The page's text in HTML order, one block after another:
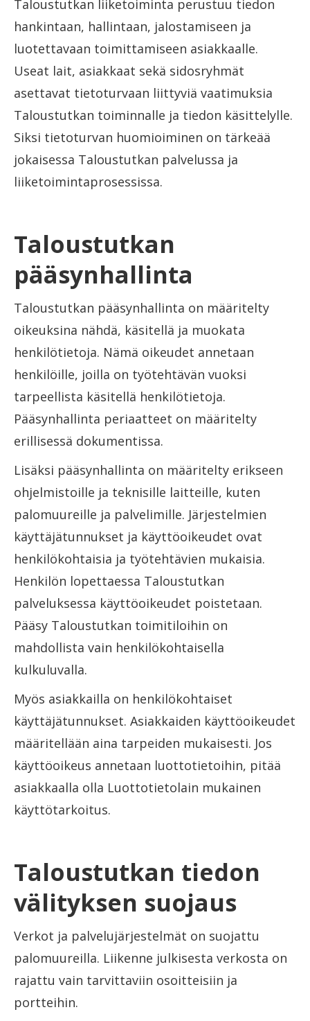
Taloustutkan liiketoiminta perustuu tiedon
hankintaan, hallintaan, jalostamiseen ja
luotettavaan toimittamiseen asiakkaalle.
Useat lait, asiakkaat sekä sidosryhmät
asettavat tietoturvaan liittyviä vaatimuksia
Taloustutkan toiminnalle ja tiedon käsittelylle.
Siksi tietoturvan huomioiminen on tärkeää
jokaisessa Taloustutkan palvelussa ja
liiketoimintaprosessissa.
Taloustutkan
pääsynhallinta
Taloustutkan pääsynhallinta on määritelty
oikeuksina nähdä, käsitellä ja muokata
henkilötietoja. Nämä oikeudet annetaan
henkilöille, joilla on työtehtävän vuoksi
tarpeellista käsitellä henkilötietoja.
Pääsynhallinta periaatteet on määritelty
erillisessä dokumentissa.
Lisäksi pääsynhallinta on määritelty erikseen
ohjelmistoille ja teknisille laitteille, kuten
palomuureille ja palvelimille. Järjestelmien
käyttäjätunnukset ja käyttöoikeudet ovat
henkilökohtaisia ja työtehtävien mukaisia.
Henkilön lopettaessa Taloustutkan
palveluksessa käyttöoikeudet poistetaan.
Pääsy Taloustutkan toimitiloihin on
mahdollista vain henkilökohtaisella
kulkuluvalla.
Myös asiakkailla on henkilökohtaiset
käyttäjätunnukset. Asiakkaiden käyttöoikeudet
määritellään aina tarpeiden mukaisesti. Jos
käyttöoikeus annetaan luottotietoihin, pitää
asiakkaalla olla Luottotietolain mukainen
käyttötarkoitus.
Taloustutkan tiedon
välityksen suojaus
Verkot ja palvelujärjestelmät on suojattu
palomuureilla. Liikenne julkisesta verkosta on
rajattu vain tarvittaviin osoitteisiin ja
portteihin.